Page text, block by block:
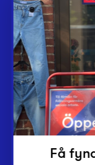
Webbshop
Butiker
Lämna in
Vårt
Inlämningsplatser
Om Myrorna
Lediga jobb
Pressrum
Få